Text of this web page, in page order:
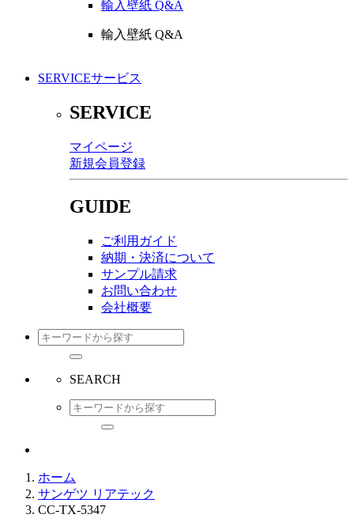
輸入壁紙 Q&A
輸入壁紙 Q&A
SERVICEサービス
SERVICE
マイページ
新規会員登録
GUIDE
ご利用ガイド
納期・決済について
サンプル請求
お問い合わせ
会社概要
SEARCH
ホーム
サンゲツ リアテック
CC-TX-5347